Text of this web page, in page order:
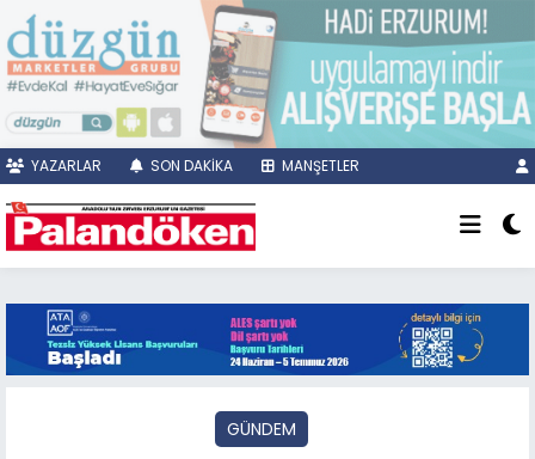
YAZARLAR SON DAKİKA MANŞETLER
GÜNDEM